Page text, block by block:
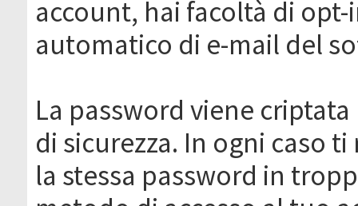
account, hai facoltà di
automatico di e-mail del
La password viene
di sicurezza. In ogni caso
la stessa password in